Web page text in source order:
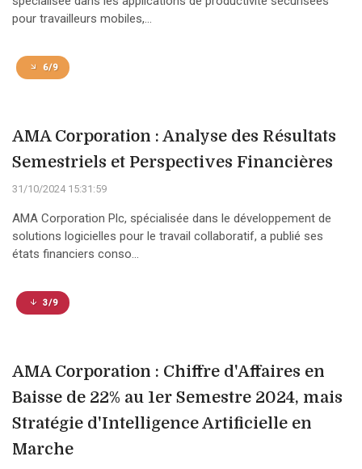
pour travailleurs mobiles,...
6/9
AMA Corporation : Analyse des Résultats
Semestriels et Perspectives Financières
31/10/2024 15:31:59
AMA Corporation Plc, spécialisée dans le développement de
solutions logicielles pour le travail collaboratif, a publié ses
états financiers conso...
3/9
AMA Corporation : Chiffre d'Affaires en
Baisse de 22% au 1er Semestre 2024, mais
Stratégie d'Intelligence Artificielle en
Marche